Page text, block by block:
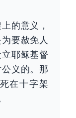
的意义，
要赦免人
耶稣基督
义的。那
在十字架